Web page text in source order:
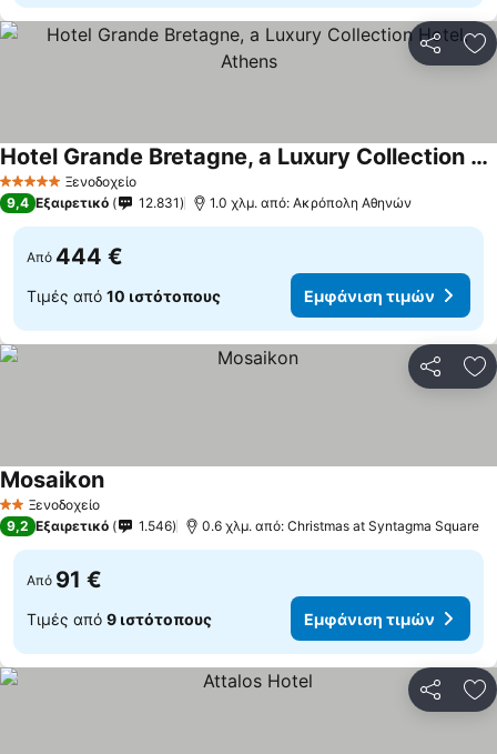
5 Αστέρια Ξενοδοχείο
Hotel Grande Bretagne, a Luxury Collection Hotel, Athens
9,4 Εξαιρετικό 12.831 1.0 χλμ. από: Ακρόπολη Αθηνών
Από 444 €
Τιμές από 10 ιστότοπους Εμφάνιση τιμών
2 ΑστέριαΞενοδοχείο
Mosaikon
9,2 Εξαιρετικό 1.546 0.6 χλμ. από: Christmas at Syntagma Square
Από 91 €
Τιμές από 9 ιστότοπους Εμφάνιση τιμών